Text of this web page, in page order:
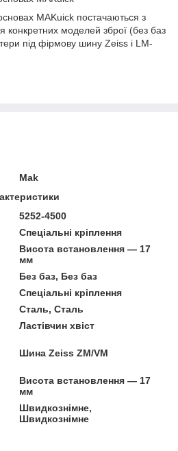
MAKuick постачаються з
конкретних моделей зброї (без баз
під фірмову шину Zeiss і LM-
Mak
5252-4500
Спеціальні кріплення
Висота встановлення — 17
мм
Без баз, Без баз
Спеціальні кріплення
Сталь, Сталь
Ластівчин хвіст
Шина Zeiss ZM/VM
Висота встановлення — 17
мм
Швидкознімне,
Швидкознімне